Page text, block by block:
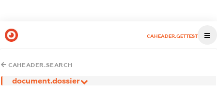
CAHEADER.GETTEST
CAHEADER.SEARCH
document.dossier